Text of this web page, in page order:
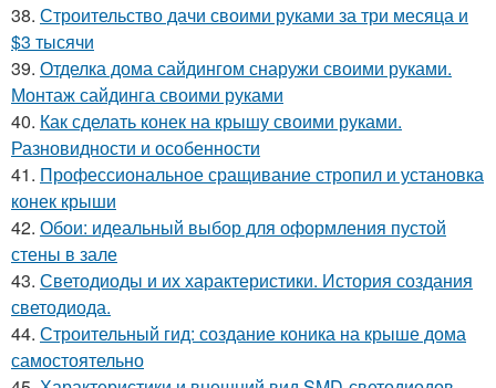
38. Строительство дачи своими руками за три месяца и
$3 тысячи
39. Отделка дома сайдингом снаружи своими руками.
Монтаж сайдинга своими руками
40. Как сделать конек на крышу своими руками.
Разновидности и особенности
41. Профессиональное сращивание стропил и установка
конек крыши
42. Обои: идеальный выбор для оформления пустой
стены в зале
43. Светодиоды и их характеристики. История создания
светодиода.
44. Строительный гид: создание коника на крыше дома
самостоятельно